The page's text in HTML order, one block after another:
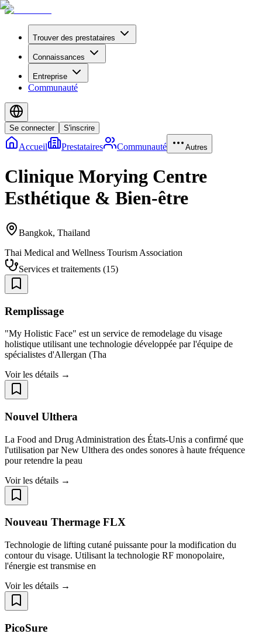
Trouver des prestataires
Connaissances
Entreprise
Communauté
Se connecter S'inscrire
Accueil Prestataires Communauté Autres
Clinique Morying Centre
Esthétique & Bien-être
Bangkok, Thailand
Thai Medical and Wellness Tourism Association
Services et traitements (15)
Remplissage
"My Holistic Face" est un service de remodelage du visage
holistique utilisant une technologie développée par l'équipe de
spécialistes d'Allergan (Tha
Voir les détails →
Nouvel Ulthera
La Food and Drug Administration des États-Unis a confirmé que
l'utilisation par New Ulthera des ondes sonores à haute fréquence
pour retendre la peau
Voir les détails →
Nouveau Thermage FLX
Technologie de lifting cutané puissante pour la modification du
contour du visage. Utilisant la technologie RF monopolaire,
l'énergie est transmise en
Voir les détails →
PicoSure